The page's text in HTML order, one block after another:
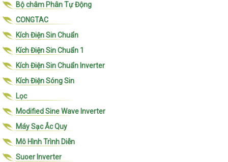
Bộ châm Phân Tự Động
CONGTAC
Kích Điện Sin Chuẩn
Kích Điện Sin Chuẩn 1
Kích Điện Sin Chuẩn Inverter
Kích Điện Sóng Sin
Lọc
Modified Sine Wave Inverter
Máy Sạc Ắc Quy
Mô Hình Trình Diễn
Suoer Inverter